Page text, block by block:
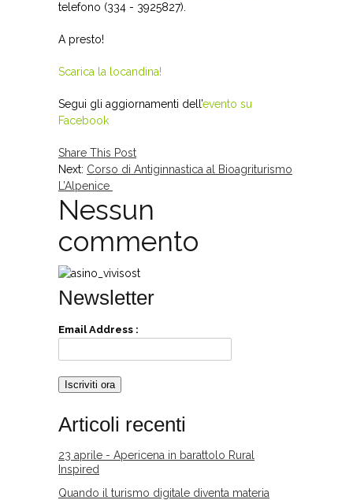
telefono (334 - 3925827).
A presto!
Scarica la locandina!
Segui gli aggiornamenti dell’evento su
Facebook
Share This Post
Next: Corso di Antiginnastica al Bioagriturismo
L’Alpenice
Nessun
commento
Newsletter
Email Address :
Articoli recenti
23 aprile - Apericena in barattolo Rural
Inspired
Quando il turismo digitale diventa materia